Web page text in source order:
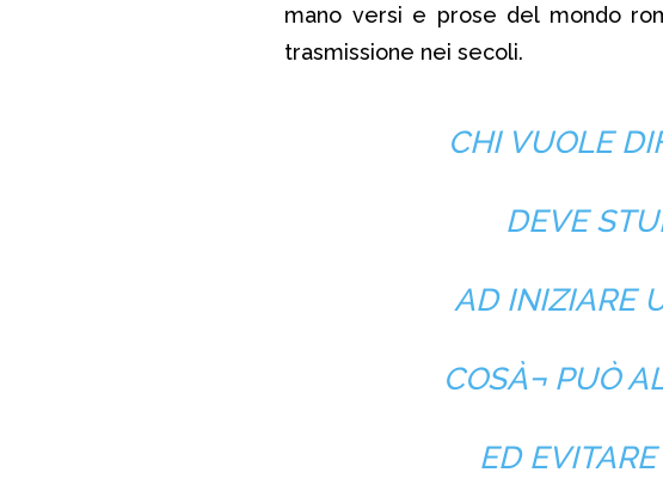
mano versi e prose del mondo
trasmissione nei secoli.
CHI VUOLE
DEVE
AD INIZIARE
COSÀ¬ PUÒ
ED